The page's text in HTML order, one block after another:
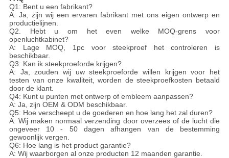
Q1: Bent u een fabrikant?
A: Ja, zijn wij een ervaren fabrikant met ons eigen ontwerp en
productielijnen.
Q2. Hebt u om het even welke MOQ-grens voor
openluchtkabinet?
A: Lage MOQ, 1pc voor steekproef het controleren is
beschikbaar.
Q3: Kan ik steekproeforde krijgen?
A: Ja, zouden wij uw steekproeforde willen krijgen voor het
testen van onze kwaliteit, worden de steekproefkosten betaald
door de klant.
Q4: Kunt u punten met ontwerp of embleem aanpassen?
A: Ja, zijn OEM & ODM beschikbaar.
Q5: Hoe verscheept u de goederen en hoe lang het zal duren?
A: Wij maken normaal verzending door overzees of de lucht die
ongeveer 10 - 50 dagen afhangen van de bestemming
gewoonlijk vergen.
Q6: Hoe lang is het product garantie?
A: Wij waarborgen al onze producten 12 maanden garantie.